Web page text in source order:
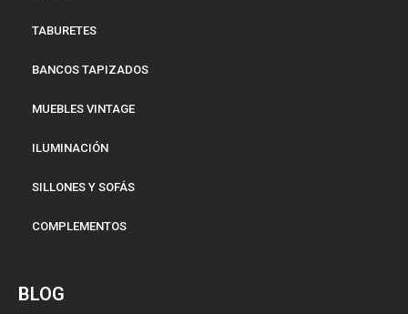
TABURETES
BANCOS TAPIZADOS
MUEBLES VINTAGE
ILUMINACIÓN
SILLONES Y SOFÁS
COMPLEMENTOS
BLOG